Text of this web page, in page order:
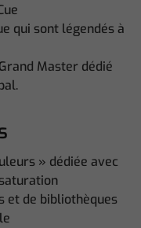
qui sont légendés à
Master dédié
» dédiée avec
et de bibliothèques